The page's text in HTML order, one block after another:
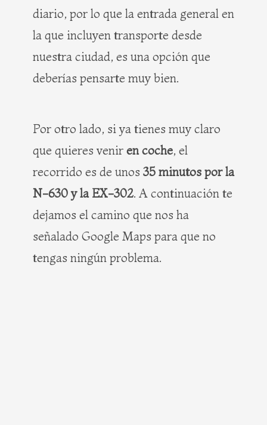
diario, por lo que la entrada general en
la que incluyen transporte desde
nuestra ciudad, es una opción que
deberías pensarte muy bien.
Por otro lado, si ya tienes muy claro
que quieres venir en coche, el
recorrido es de unos 35 minutos por la
N-630 y la EX-302. A continuación te
dejamos el camino que nos ha
señalado Google Maps para que no
tengas ningún problema.